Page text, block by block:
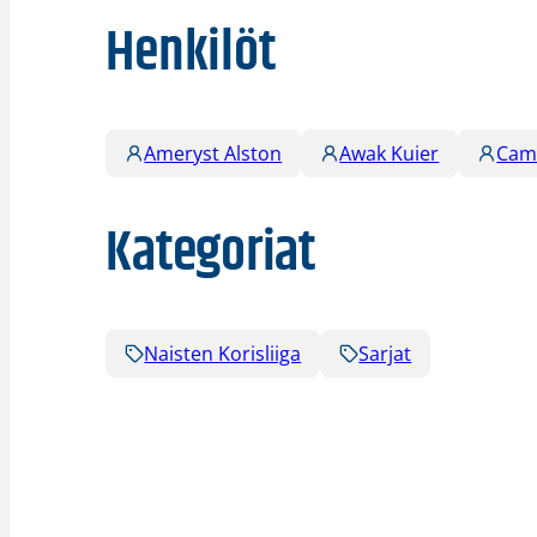
Henkilöt
Ameryst Alston Awak Kuier
Kategoriat
Naisten Korisliiga Sarjat